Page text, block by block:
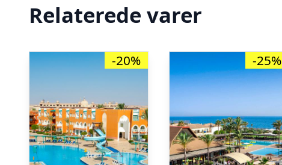
Relaterede varer
-20% -25%